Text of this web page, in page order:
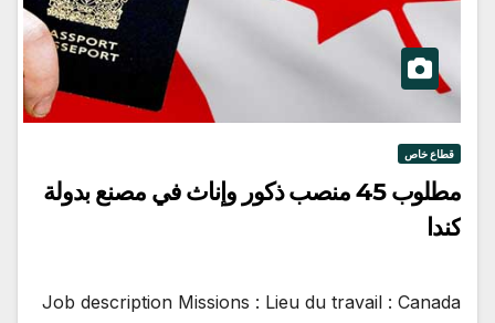
قطاع خاص
مطلوب 45 منصب ذكور وإناث في مصنع بدولة
كندا
Job description Missions : Lieu du travail : Canada